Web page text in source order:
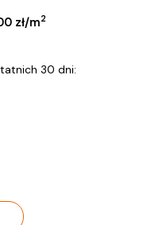
zł/m2
30 dni: